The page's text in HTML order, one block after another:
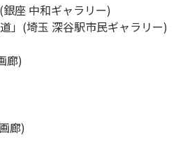
座 中和ギャラリー)
」(埼玉 深谷駅市民ギャラリー)
廊)
廊)